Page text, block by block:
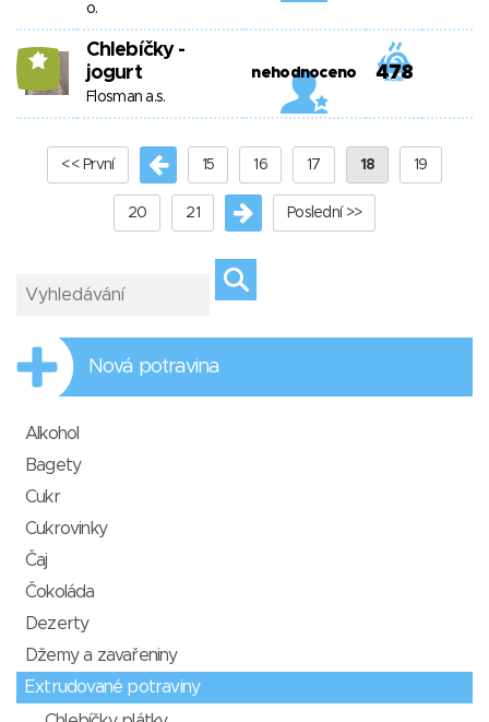
o.
11
Chlebíčky -
jogurt
Flosman a.s.
nehodnoceno 478
<< První 15 16 17 18 19
20 21 Poslední >>
Nová potravina
Alkohol
Bagety
Cukr
Cukrovinky
Čaj
Čokoláda
Dezerty
Džemy a zavařeniny
Extrudované potraviny